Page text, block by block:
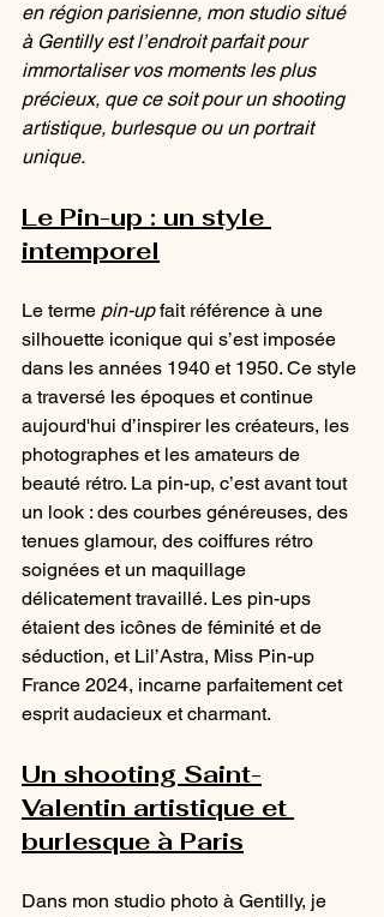
en région parisienne, mon studio situé
à Gentilly est l’endroit parfait pour
immortaliser vos moments les plus
précieux, que ce soit pour un shooting
artistique, burlesque ou un portrait
unique.
Le Pin-up : un style
intemporel
Le terme pin-up fait référence à une
silhouette iconique qui s’est imposée
dans les années 1940 et 1950. Ce style
a traversé les époques et continue
aujourd'hui d’inspirer les créateurs, les
photographes et les amateurs de
beauté rétro. La pin-up, c’est avant tout
un look : des courbes généreuses, des
tenues glamour, des coiffures rétro
soignées et un maquillage
délicatement travaillé. Les pin-ups
étaient des icônes de féminité et de
séduction, et Lil’Astra, Miss Pin-up
France 2024, incarne parfaitement cet
esprit audacieux et charmant.
Un shooting Saint-
Valentin artistique et
burlesque à Paris
Dans mon studio photo à Gentilly, je